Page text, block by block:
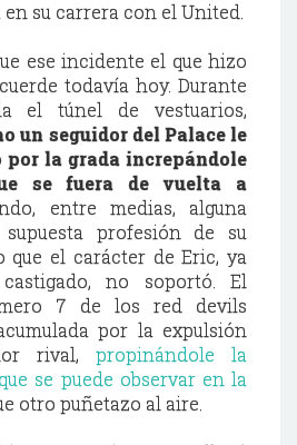
su carrera con el United.
ese incidente el que hizo
todavía hoy. Durante
el túnel de vestuarios,
un seguidor del Palace le
por la grada increpándole
se fuera de vuelta a
entre medias, alguna
profesión de su
que el carácter de Eric, ya
castigado, no soportó. El
7 de los red devils
por la expulsión
rival, propinándole la
se puede observar en la
otro puñetazo al aire.